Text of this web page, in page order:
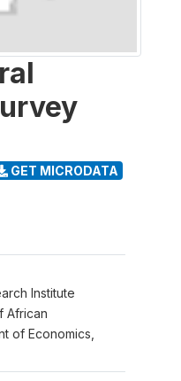
GET MICRODATA
Institute
African
of Economics,